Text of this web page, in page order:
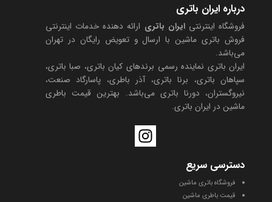
درباره ایران باتری
فروشگاه اینترنتیایران باتری ارائه دهنده خدمات اینترنتی
فروش باتری ماشین با ارسال و تعویض رایگان در تهران
می‌باشد.
ایران باتری نماینده رسمی برندهای کیان باتری، صبا باتری،
سپاهان باتری، برنا باتری، آذر باطری، پاسارگاد صنعت،
نیروگستران، دورنا باتری می‌باشد. بهترین قیمت باطری
ماشین در ایران باتری.
I
n
دسترسی سریع
فروشگاه باتری ماشین
قیمت باطری ماشین